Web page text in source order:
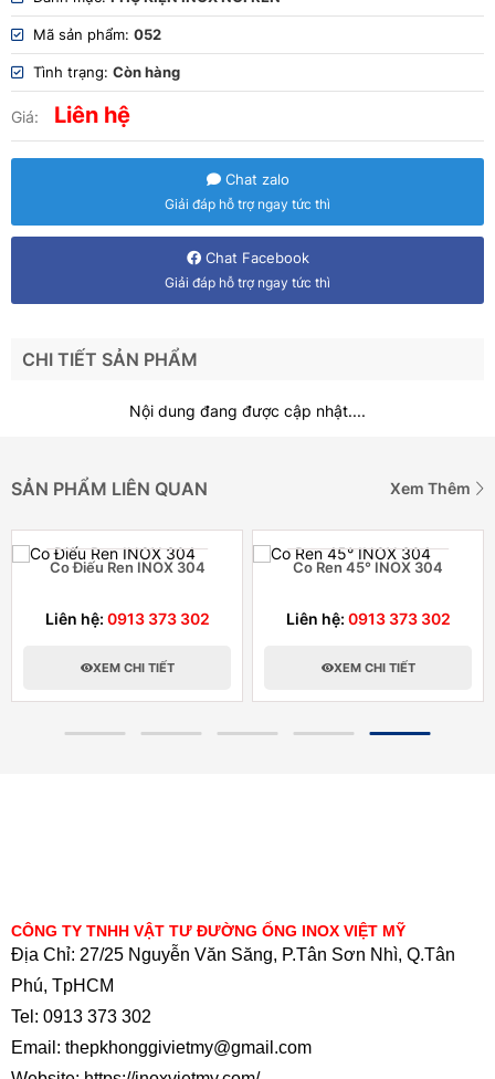
Mã sản phẩm: 052
Tình trạng: Còn hàng
Giá: Liên hệ
Chat zalo
Giải đáp hỗ trợ ngay tức thì
Chat Facebook
Giải đáp hỗ trợ ngay tức thì
CHI TIẾT SẢN PHẨM
Nội dung đang được cập nhật....
SẢN PHẨM LIÊN QUAN Xem Thêm
Co Điếu Ren INOX 304
Liên hệ: 0913 373 302
XEM CHI TIẾT
Co Ren 45° INOX 304
Liên hệ: 0913 373 302
XEM CHI TIẾT
Địa Chỉ: 27/25 Nguyễn Văn Săng, P.Tân Sơn Nhì, Q.Tân
Phú, TpHCM
Tel: 0913 373 302
Email: thepkhonggivietmy@gmail.com
Website: https://inoxvietmy.com/